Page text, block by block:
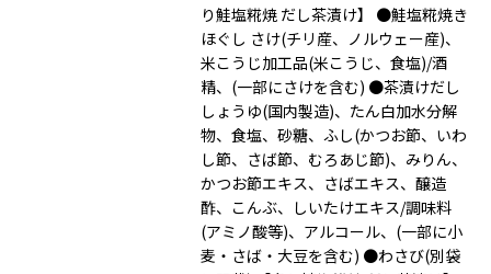
り鮭塩糀焼 だし茶漬け】 ●鮭塩糀焼き
ほぐし さけ(チリ産、ノルウェー産)、
米こうじ加工品(米こうじ、食塩)/酒
精、(一部にさけを含む) ●茶漬けだし
しょうゆ(国内製造)、たん白加水分解
物、食塩、砂糖、ふし(かつお節、いわ
し節、さば節、むろあじ節)、みりん、
かつお節エキス、さばエキス、醸造
酢、こんぶ、しいたけエキス/調味料
(アミノ酸等)、アルコール、(一部に小
麦・さば・大豆を含む) ●わさび(別袋